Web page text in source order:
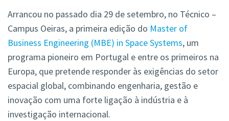
Arrancou no passado dia 29 de setembro, no Técnico –
Campus Oeiras, a primeira edição do Master of
Business Engineering (MBE) in Space Systems, um
programa pioneiro em Portugal e entre os primeiros na
Europa, que pretende responder às exigências do setor
espacial global, combinando engenharia, gestão e
inovação com uma forte ligação à indústria e à
investigação internacional.